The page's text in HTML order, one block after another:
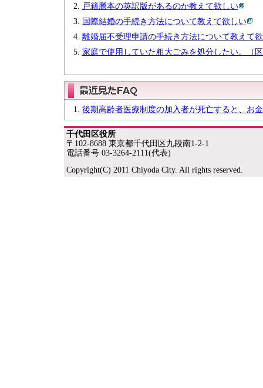
戸籍謄本の英訳版があるのか教えて欲しい
国際結婚の手続き方法について教えて欲しい
離婚届不受理申請の手続き方法について教えて
家庭で使用していた粗大ごみを処分したい。（
後期高齢者医療制度の加入者が死亡すると、お
千代田区役所
〒102-8688 東京都千代田区九段南1-2-1
電話番号 03-3264-2111(代表)
Copyright(C) 2011 Chiyoda City. All rights reserved.